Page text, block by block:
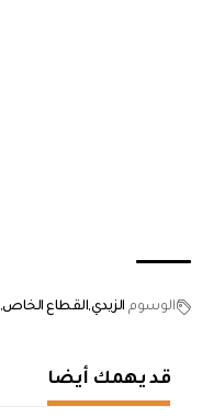
الوسوم الزيديالقطاع الخاص
قد يهمك أيضا